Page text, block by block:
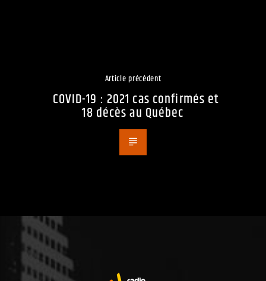
Article précédent
COVID-19 : 2021 cas confirmés et
18 décès au Québec